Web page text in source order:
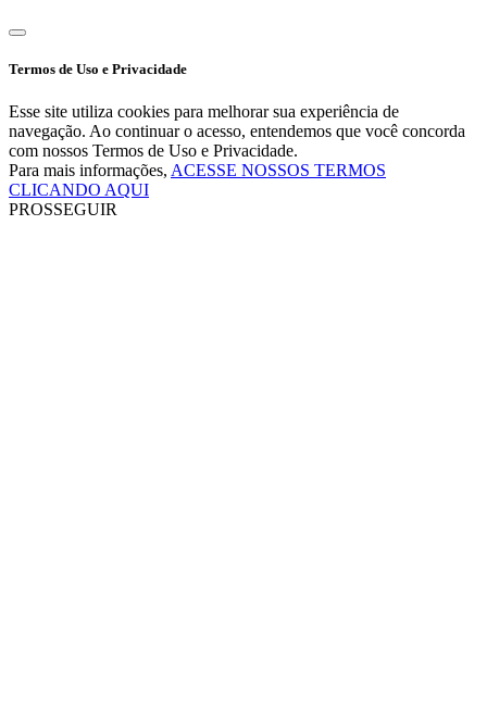
Termos de Uso e Privacidade
Esse site utiliza cookies para melhorar sua experiência de
navegação. Ao continuar o acesso, entendemos que você concorda
com nossos Termos de Uso e Privacidade.
Para mais informações, ACESSE NOSSOS TERMOS
CLICANDO AQUI
PROSSEGUIR